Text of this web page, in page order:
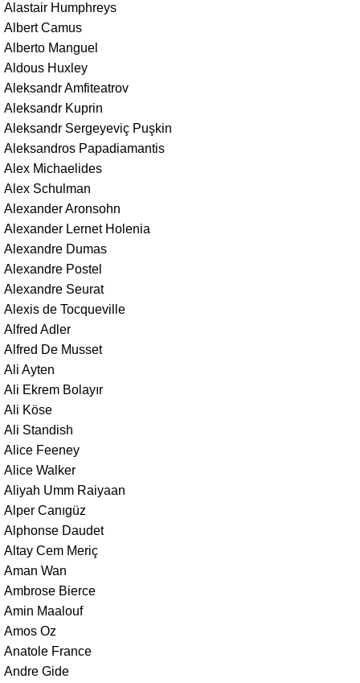
Alastair Humphreys
Albert Camus
Alberto Manguel
Aldous Huxley
Aleksandr Amfiteatrov
Aleksandr Kuprin
Aleksandr Sergeyeviç Puşkin
Aleksandros Papadiamantis
Alex Michaelides
Alex Schulman
Alexander Aronsohn
Alexander Lernet Holenia
Alexandre Dumas
Alexandre Postel
Alexandre Seurat
Alexis de Tocqueville
Alfred Adler
Alfred De Musset
Ali Ayten
Ali Ekrem Bolayır
Ali Köse
Ali Standish
Alice Feeney
Alice Walker
Aliyah Umm Raiyaan
Alper Canıgüz
Alphonse Daudet
Altay Cem Meriç
Aman Wan
Ambrose Bierce
Amin Maalouf
Amos Oz
Anatole France
Andre Gide